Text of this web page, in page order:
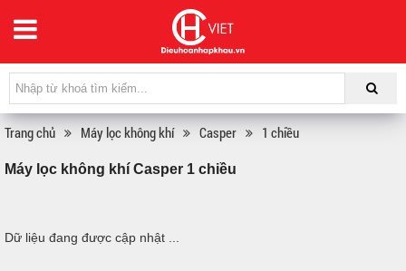
Trang chủ Máy lọc không khí Casper 1 chiều
Máy lọc không khí Casper 1 chiều
Dữ liệu đang được cập nhật ...